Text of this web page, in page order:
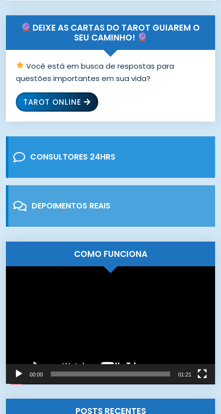
DEIXE AS CARTAS DO TAROT GUIAREM O
SEU CAMINHO!
Você está em busca de respostas para
questões importantes em sua vida?
TAROT ONLINE
CONSULTORES 24HRS
DEPOIMENTOS REAIS
COMO FUNCIONA
00:00 01:21
POSTS RECENTES